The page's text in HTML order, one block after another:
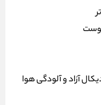
آزاد و آلودگی هوا